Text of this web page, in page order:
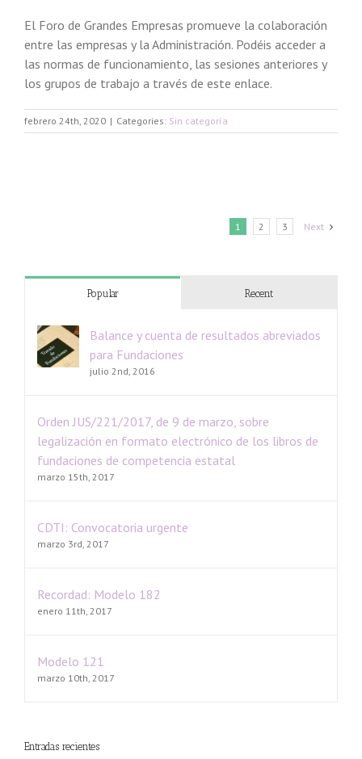
El Foro de Grandes Empresas promueve la colaboración
entre las empresas y la Administración. Podéis acceder a
las normas de funcionamiento, las sesiones anteriores y
los grupos de trabajo a través de este enlace.
febrero 24th, 2020 | Categories: Sin categoría
1 2 3 Next
Popular Recent
Balance y cuenta de resultados abreviados
para Fundaciones
julio 2nd, 2016
Orden JUS/221/2017, de 9 de marzo, sobre
legalización en formato electrónico de los libros de
fundaciones de competencia estatal
marzo 15th, 2017
CDTI: Convocatoria urgente
marzo 3rd, 2017
Recordad: Modelo 182
enero 11th, 2017
Modelo 121
marzo 10th, 2017
Entradas recientes